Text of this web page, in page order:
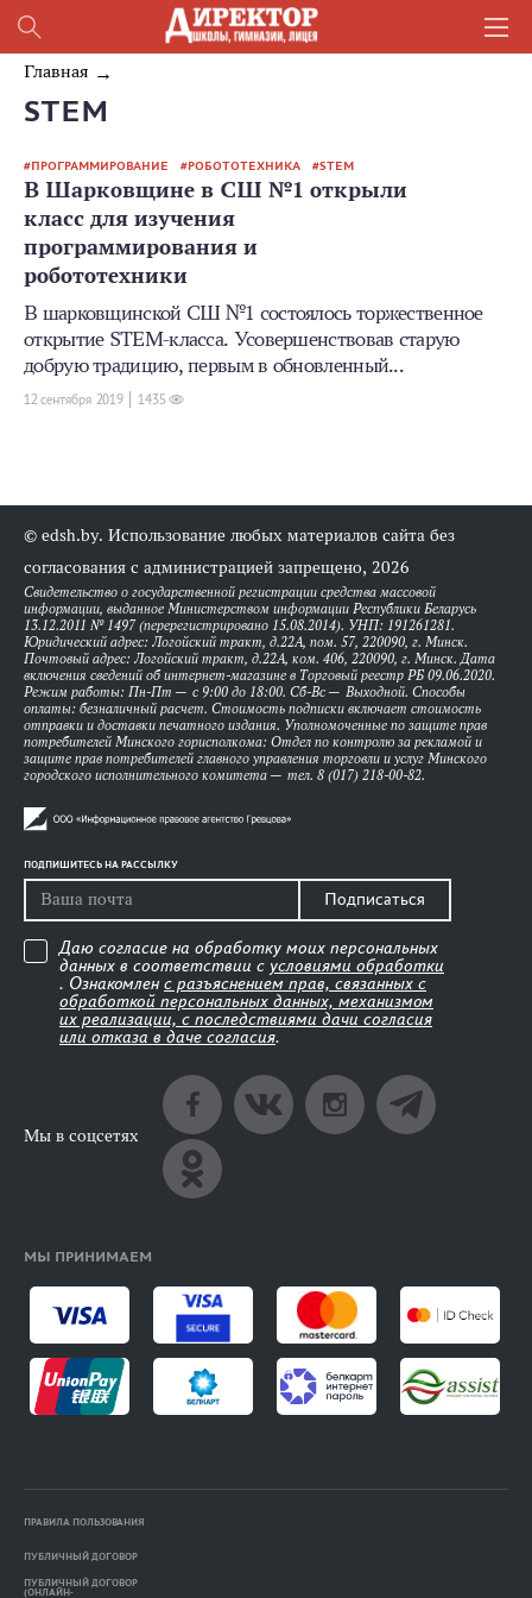
Главная
STEM
ПРОГРАММИРОВАНИЕ РОБОТОТЕХНИКА STEM
В Шарковщине в СШ №1 открыли
класс для изучения
программирования и
робототехники
В шарковщинской СШ №1 состоялось торжественное
открытие STEM-класса. Усовершенствовав старую
добрую традицию, первым в обновленный...
12 сентября 2019 1435
© edsh.by. Использование любых материалов сайта без
согласования с администрацией запрещено, 2026
Свидетельство о государственной регистрации средства массовой
информации, выданное Министерством информации Республики Беларусь
13.12.2011 № 1497 (перерегистрировано 15.08.2014). УНП: 191261281.
Юридический адрес: Логойский тракт, д.22А, пом. 57, 220090, г. Минск.
Почтовый адрес: Логойский тракт, д.22А, ком. 406, 220090, г. Минск. Дата
включения сведений об интернет-магазине в Торговый реестр РБ 09.06.2020.
Режим работы: Пн-Пт — с 9:00 до 18:00. Сб-Вс — Выходной. Способы
оплаты: безналичный расчет. Стоимость подписки включает стоимость
отправки и доставки печатного издания. Уполномоченные по защите прав
потребителей Минского горисполкома: Отдел по контролю за рекламой и
защите прав потребителей главного управления торговли и услуг Минского
городского исполнительного комитета — тел. 8 (017) 218-00-82.
ПОДПИШИТЕСЬ НА РАССЫЛКУ
Подписаться
Даю согласие на обработку моих персональных
данных в соответствии с условиями обработки
. Ознакомлен с разъяснением прав, связанных с
обработкой персональных данных, механизмом
их реализации, с последствиями дачи согласия
или отказа в даче согласия.
Мы в соцсетях
МЫ ПРИНИМАЕМ
ПРАВИЛА ПОЛЬЗОВАНИЯ
ПУБЛИЧНЫЙ ДОГОВОР
ПУБЛИЧНЫЙ ДОГОВОР
(ОНЛАЙН-